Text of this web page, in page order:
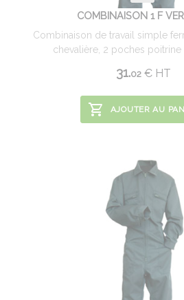
COMBINAISON 1 F
Combinaison de travail simple
chevalière, 2 poches poitrine
31.02 € HT
AJOUTER AU